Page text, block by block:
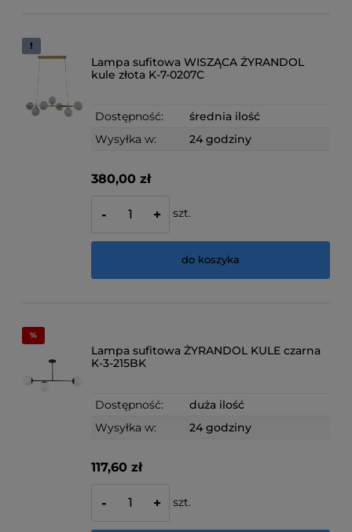
Lampa sufitowa WISZĄCA ŻYRANDOL
kule złota K-7-0207C
Dostępność:
średnia ilość
Wysyłka w:
24 godziny
380,00 zł
- + szt.
do koszyka
Lampa sufitowa ŻYRANDOL KULE czarna
K-3-215BK
Dostępność:
duża ilość
Wysyłka w:
24 godziny
117,60 zł
- + szt.